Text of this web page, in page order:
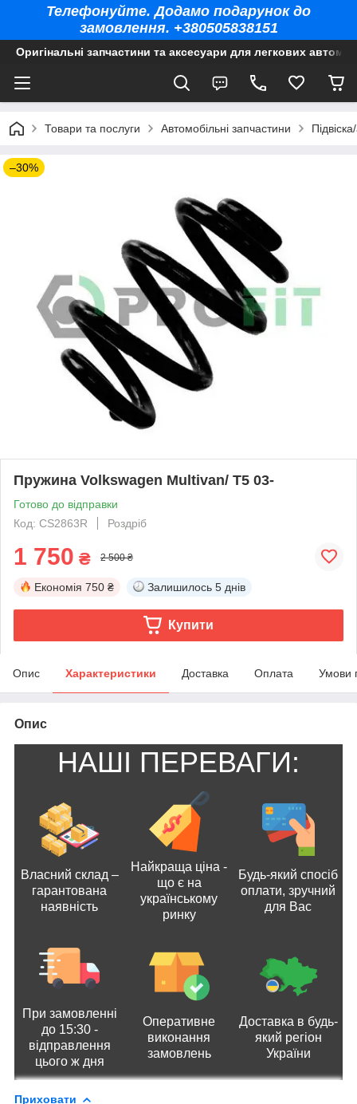
Телефонуйте. Додамо подарунок до
замовлення. +380505838151
Оригінальні запчастини та аксесуари для легкових
Товари та послуги Автомобільні запчастини
–30%
Пружина Volkswagen Multivan/ T5 03-
Готово до відправки
Код: CS2863R
Роздріб
1 750 ₴ 2 500 ₴
Економія 750 ₴ Залишилось 5 днів
Купити
Опис Характеристики Доставка Оплата Умови
Опис
НАШІ ПЕРЕВАГИ:
Власний склад –
гарантована
наявність
Найкраща ціна -
що є на
українському
ринку
Будь-який спосіб
оплати, зручний
для Вас
При замовленні
до 15:30 -
відправлення
цього ж дня
Оперативне
виконання
замовлень
Доставка в будь-
який регіон
України
Приховати